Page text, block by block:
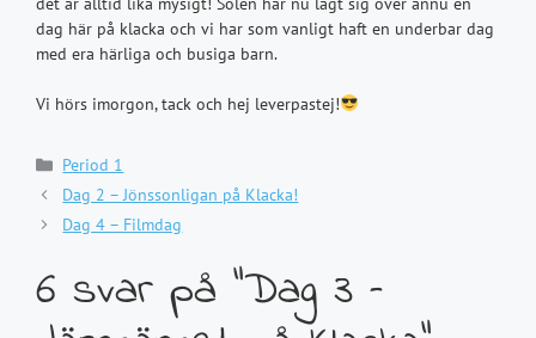
dag här på klacka och vi har som vanligt haft en underbar dag
med era härliga och busiga barn.
Vi hörs imorgon, tack och hej leverpastej!
Kategorier
Period 1
Dag 2 – Jönssonligan på Klacka!
Dag 4 – Filmdag
6 svar på ”Dag 3 –